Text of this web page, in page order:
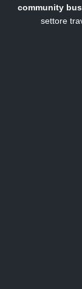
community
settore